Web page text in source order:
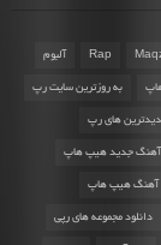
Rap آلبوم
به روزترین سایت رپ
های رپ
آهنگ جدید هیپ هاپ
آهنگ هیپ هاپ
دانلود مجموعه های رپی